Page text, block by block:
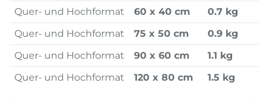
Quer- und Hochformat
60 x 40 cm
0.7 kg
Quer- und Hochformat
75 x 50 cm
0.9 kg
Quer- und Hochformat
90 x 60 cm
1.1 kg
Quer- und Hochformat
120 x 80 cm 1.5 kg